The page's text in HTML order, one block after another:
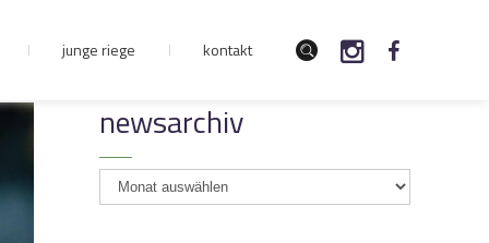
junge riege kontakt
newsarchiv
newsarchiv